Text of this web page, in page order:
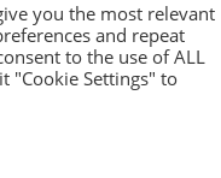
you the most relevant
and repeat
to the use of ALL
"Cookie Settings" to